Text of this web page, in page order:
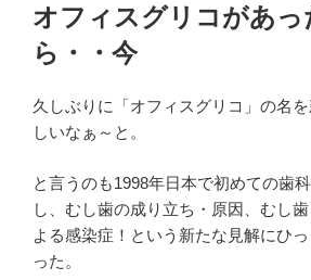
日:
オフィスグリコがあっ
ら・・今
久しぶりに「オフィスグリコ」の名
しいなぁ～と。
と言うのも1998年日本で初めての歯
し、むし歯の成り立ち・原因、むし
よる感染症！という新たな見解にひ
った。